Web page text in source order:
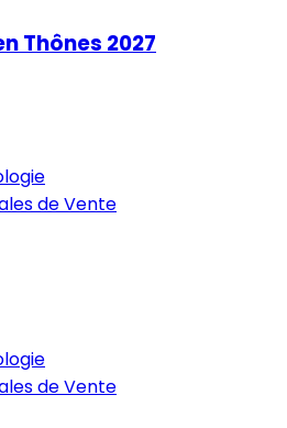
Thônes 2027
de Vente
de Vente